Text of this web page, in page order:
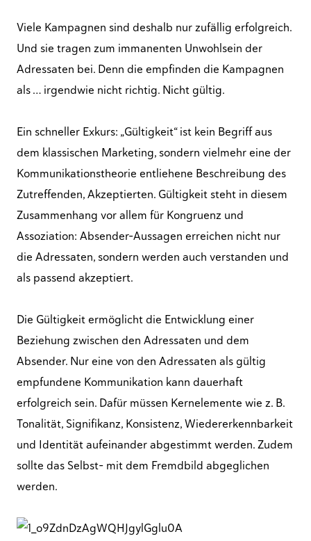
Viele Kampagnen sind deshalb nur zufällig erfolgreich.
Und sie tragen zum immanenten Unwohlsein der
Adressaten bei. Denn die empfinden die Kampagnen
als … irgendwie nicht richtig. Nicht gültig.
Ein schneller Exkurs: „Gültigkeit“ ist kein Begriff aus
dem klassischen Marketing, sondern vielmehr eine der
Kommunikationstheorie entliehene Beschreibung des
Zutreffenden, Akzeptierten. Gültigkeit steht in diesem
Zusammenhang vor allem für Kongruenz und
Assoziation: Absender-Aussagen erreichen nicht nur
die Adressaten, sondern werden auch verstanden und
als passend akzeptiert.
Die Gültigkeit ermöglicht die Entwicklung einer
Beziehung zwischen den Adressaten und dem
Absender. Nur eine von den Adressaten als gültig
empfundene Kommunikation kann dauerhaft
erfolgreich sein. Dafür müssen Kernelemente wie z. B.
Tonalität, Signifikanz, Konsistenz, Wiedererkennbarkeit
und Identität aufeinander abgestimmt werden. Zudem
sollte das Selbst- mit dem Fremdbild abgeglichen
werden.